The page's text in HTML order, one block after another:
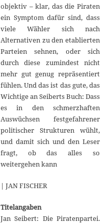
objektiv – klar, das die Piraten
ein Symptom dafür sind, dass
viele Wähler sich nach
Alternativen zu den etablierten
Parteien sehnen, oder sich
durch diese zumindest nicht
mehr gut genug repräsentiert
fühlen. Und das ist das gute, das
Wichtige an Seiberts Buch: Dass
es in den schmerzhaften
Auswüchsen festgefahrener
politischer Strukturen wühlt,
und damit sich und den Leser
fragt, ob das alles so
weitergehen kann
| JAN FISCHER
Titelangaben
Jan Seibert: Die Piratenpartei.